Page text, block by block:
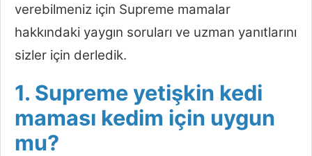
verebilmeniz için Supreme mamalar
hakkındaki yaygın soruları ve uzman yanıtlarını
sizler için derledik.
1. Supreme yetişkin kedi
maması kedim için uygun
mu?